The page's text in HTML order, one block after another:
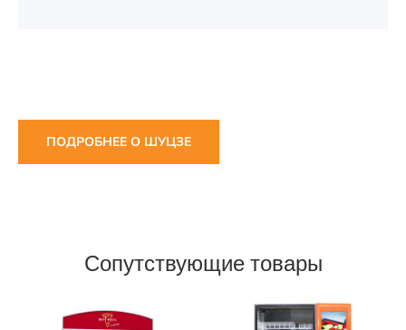
ПОДРОБНЕЕ О ШУЦЗЕ
Сопутствующие товары